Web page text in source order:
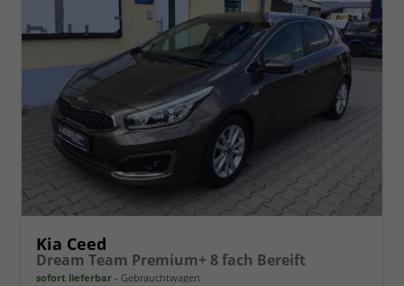
Kia Ceed
Dream Team Premium+ 8 fach Bereift
sofort lieferbar Gebrauchtwagen